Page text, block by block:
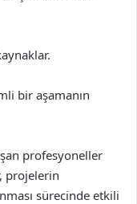
bir aşamanın
profesyoneller
projelerin
sürecinde etkili